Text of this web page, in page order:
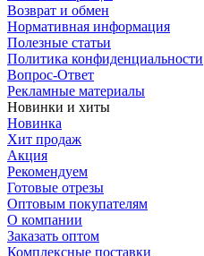
Возврат и обмен
Нормативная информация
Полезные статьи
Политика конфиденциальности
Вопрос-Ответ
Рекламные материалы
Новинки и хиты
Новинка
Хит продаж
Акция
Рекомендуем
Готовые отрезы
Оптовым покупателям
О компании
Заказать оптом
Комплексные поставки